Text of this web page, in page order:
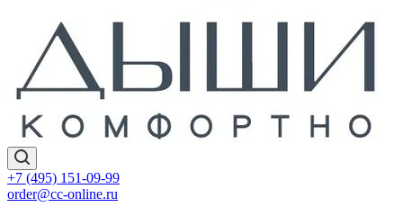
+7 (495) 151-09-99
order@cc-online.ru